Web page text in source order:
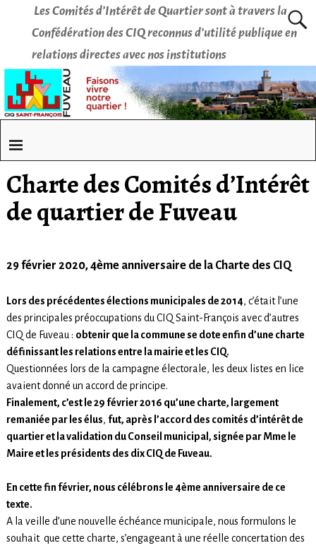
Les Comités d’Intérêt de Quartier sont à travers la
Confédération des CIQ reconnus d’utilité publique en
relations directes avec nos institutions
Charte des Comités d’Intérêt
de quartier de Fuveau
29 février 2020, 4ème anniversaire de la Charte des CIQ
Lors des précédentes élections municipales de 2014, c’était l’une
des principales préoccupations du CIQ Saint-François avec d’autres
CIQ de Fuveau : obtenir que la commune se dote enfin d’une charte
définissant les relations entre la mairie et les CIQ.
Questionnées lors de la campagne électorale, les deux listes en lice
avaient donné un accord de principe.
Finalement, c’est le 29 février 2016 qu’une charte, largement
remaniée par les élus, fut, après l’accord des comités d’intérêt de
quartier et la validation du Conseil municipal, signée par Mme le
Maire et les présidents des dix CIQ de Fuveau.
En cette fin février, nous célébrons le 4ème anniversaire de ce
texte.
A la veille d’une nouvelle échéance municipale, nous formulons le
souhait que cette charte, s’engageant à une réelle concertation des